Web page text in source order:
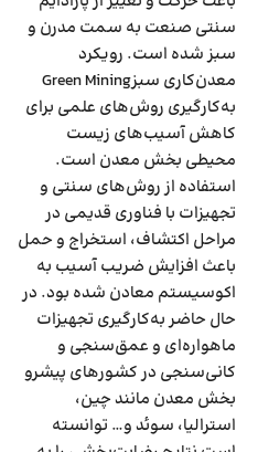
سنتی صنعت به سمت مدرن و
سبز شده است. رویکرد
معدن‌کاری سبزGreen Mining
به‌کارگیری روش‌های علمی برای
کاهش آسیب‌‌‌های زیست
محیطی بخش معدن است.
استفاده از روش‌های سنتی و
تجهیزات با فناوری قدیمی در
مراحل اکتشاف، استخراج و حمل
باعث افزایش ضریب آسیب به
اکوسیستم معادن شده بود. در
حال حاضر به‌کارگیری تجهیزات
ماهواره‌‌‌ای و عمق‌‌‌سنجی و
کانی‌‌‌سنجی در کشورهای پیشرو
بخش معدن مانند چین،
استرالیا، سوئد و… توانسته